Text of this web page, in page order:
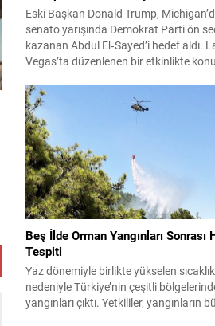
Eski Başkan Donald Trump,
senato yarışında Demokrat Parti ön
kazanan Abdul El‑Sayed’i hedef aldı.
Vegas’ta düzenlenen bir etkinlikte
karşı olumsuz duygular taşıyan bir kişi
suçladı ve onu “komünist” olarak
Trump, konuşmasında El‑Sayed’in
nefret ettiğini” öne sürerek, bu...
Beş İlde Orman Yangınları Sonrası
Tespiti
Yaz dönemiyle birlikte yükselen
nedeniyle Türkiye’nin çeşitli
yangınları çıktı. Yetkililer, yangınların